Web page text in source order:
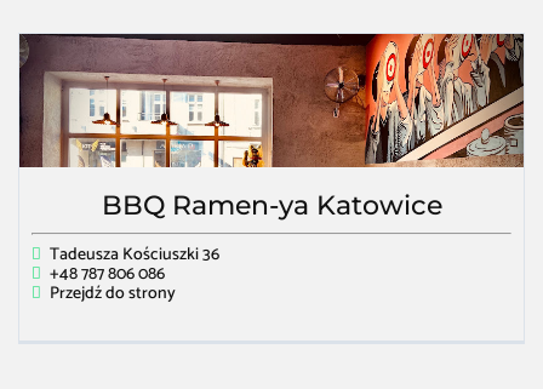
BBQ Ramen-ya Katowice
Tadeusza Kościuszki 36
+48 787 806 086
Przejdź do strony